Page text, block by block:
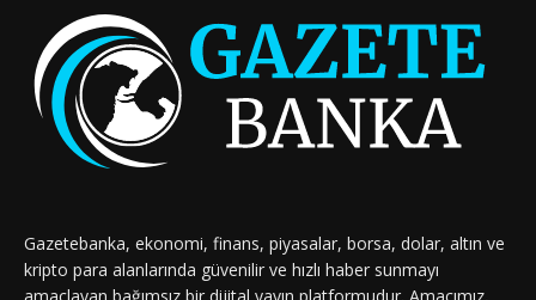
Gazetebanka, ekonomi, finans, piyasalar, borsa, dolar, altın ve
kripto para alanlarında güvenilir ve hızlı haber sunmayı
amaçlayan bağımsız bir dijital yayın platformudur. Amacımız,